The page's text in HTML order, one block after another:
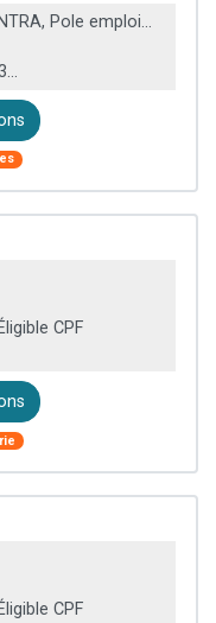
Pole emploi...
CPF
CPF